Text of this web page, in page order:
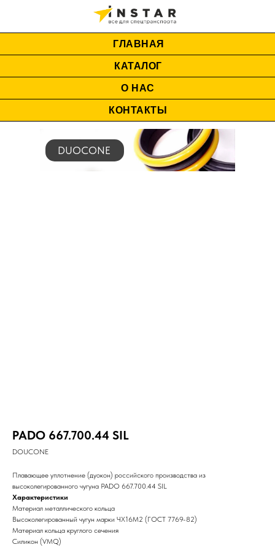
ГЛАВНАЯ
КАТАЛОГ
О НАС
КОНТАКТЫ
DUOCONE
PADO 667.700.44 SIL
DOUCONE
Плавающее уплотнение (дуокон) российского производства из
высоколегированного чугуна PADO 667.700.44 SIL
Характеристики
Материал металлического кольца
Высоколегированный чугун марки ЧХ16М2 (ГОСТ 7769-82)
Материал кольца круглого сечения
Силикон (VMQ)